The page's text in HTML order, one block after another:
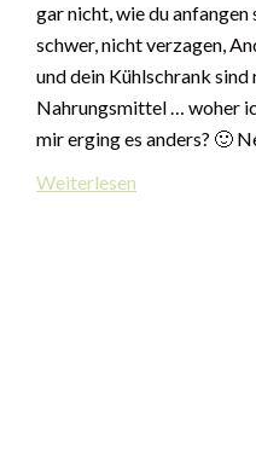
gar nicht, wie du
schwer, nicht verzagen,
und dein Kühlschrank
Nahrungsmittel … woher
mir erging es anders? 🙂
Weiterlesen